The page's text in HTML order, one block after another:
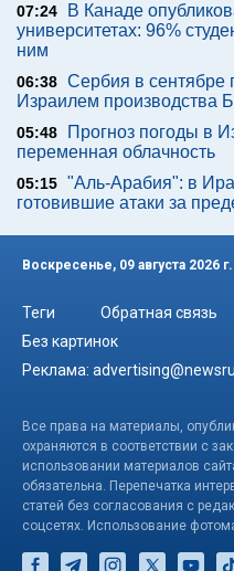
07:24
В Канаде
университетах: 96%
ним
06:38 Сербия в сентябре
Израилем производства
05:48
Прогноз погоды в
переменная облачность
05:15 "Аль-Арабия": в
готовившие атаки за
Воскресенье, 09 августа 2026 г.
Теги Обратная связь
Без картинок
Реклама:
Все права на материалы,
охраняются в соответствии с
использовании материалов
обязательна. Перепечатка
статей без согласования с
соцсетях. Использование